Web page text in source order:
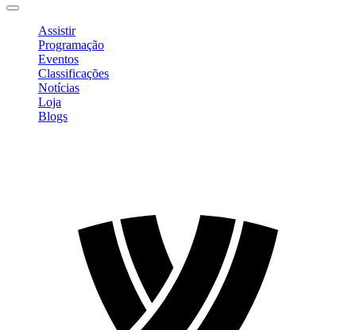
Assistir
Programação
Eventos
Classificações
Notícias
Loja
Blogs